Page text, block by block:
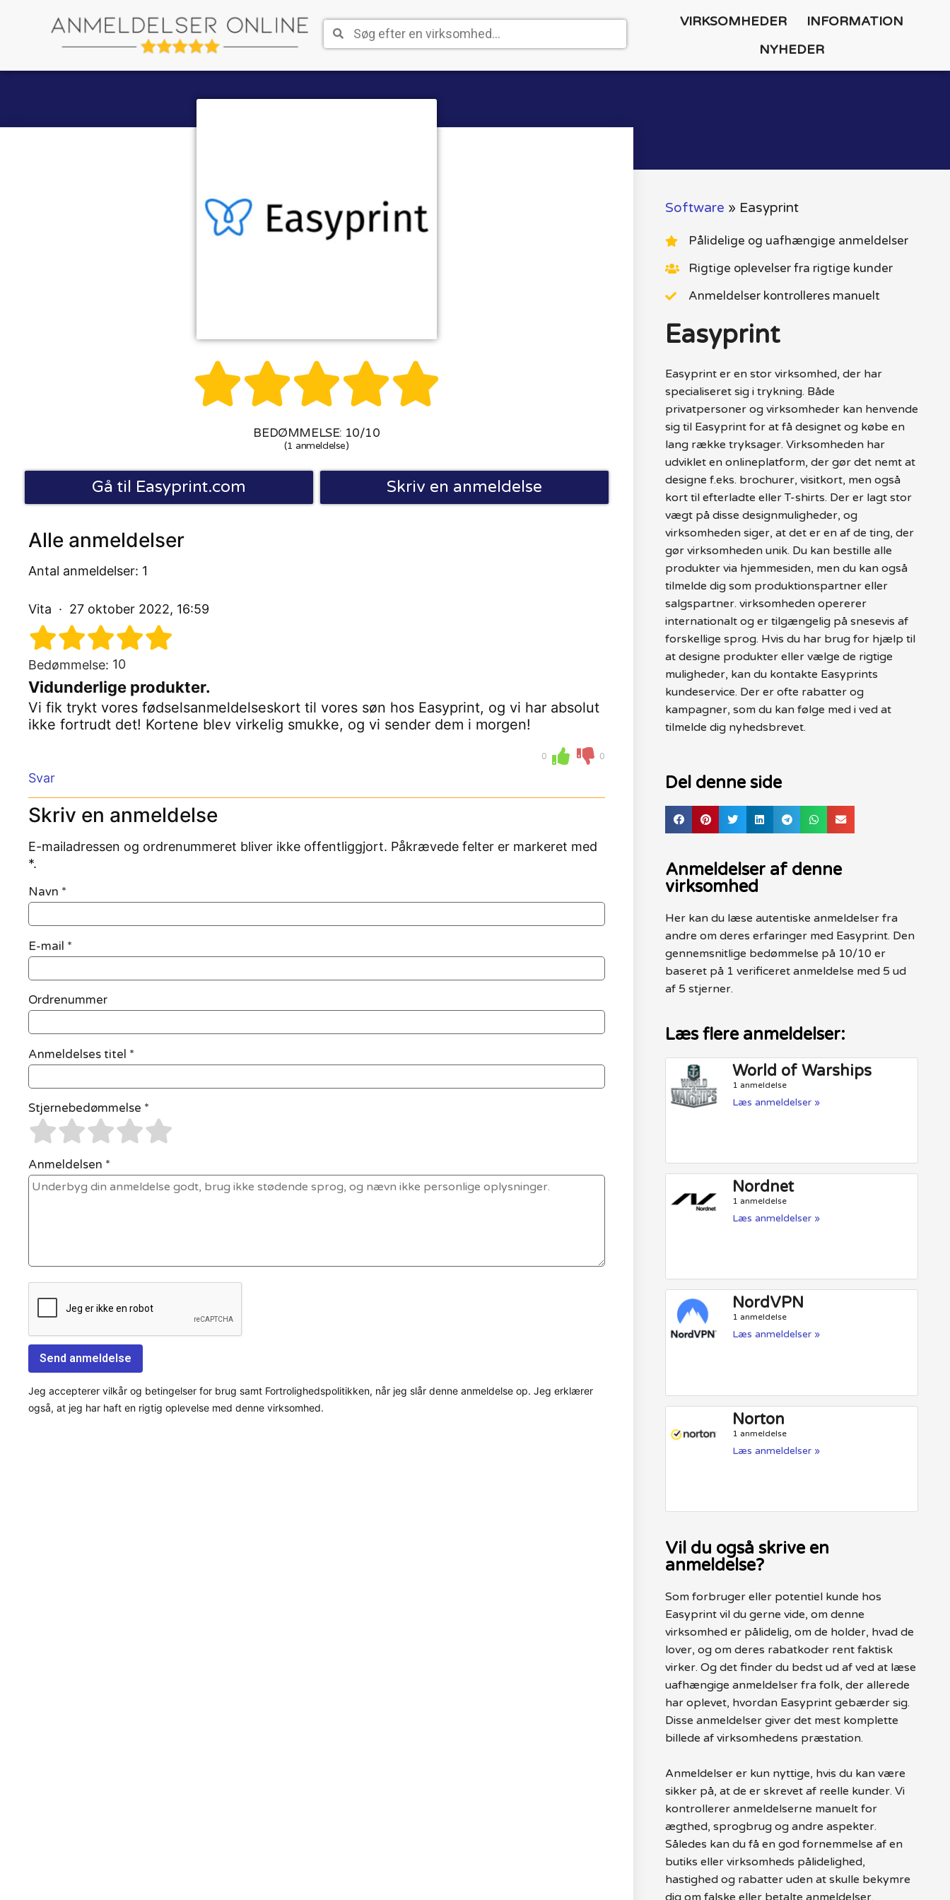
VIRKSOMHEDER
INFORMATION
NYHEDER

BEDØMMELSE: 10/10
(1 anmeldelse)
Gå til Easyprint.com Skriv en anmeldelse
Alle anmeldelser
Antal anmeldelser: 1
Vita 27 oktober 2022, 16:59
Bedømmelse: 10
Vidunderlige produkter.
Vi fik trykt vores fødselsanmeldelseskort til vores søn hos Easyprint, og vi har absolut
ikke fortrudt det! Kortene blev virkelig smukke, og vi sender dem i morgen!
0 0
Svar
Skriv en anmeldelse
E-mailadressen og ordrenummeret bliver ikke offentliggjort. Påkrævede felter er markeret med
*.
Navn *
E-mail *
Ordrenummer
Anmeldelses titel *
Stjernebedømmelse *
Anmeldelsen *
Jeg accepterer vilkår og betingelser for brug samt Fortrolighedspolitikken, når jeg slår denne anmeldelse op. Jeg erklærer
også, at jeg har haft en rigtig oplevelse med denne virksomhed.
Software » Easyprint
Pålidelige og uafhængige anmeldelser
Rigtige oplevelser fra rigtige kunder
Anmeldelser kontrolleres manuelt
Easyprint
Easyprint er en stor virksomhed, der har
specialiseret sig i trykning. Både
privatpersoner og virksomheder kan henvende
sig til Easyprint for at få designet og købe en
lang række tryksager. Virksomheden har
udviklet en onlineplatform, der gør det nemt at
designe f.eks. brochurer, visitkort, men også
kort til efterladte eller T-shirts. Der er lagt stor
vægt på disse designmuligheder, og
virksomheden siger, at det er en af de ting, der
gør virksomheden unik. Du kan bestille alle
produkter via hjemmesiden, men du kan også
tilmelde dig som produktionspartner eller
salgspartner. virksomheden opererer
internationalt og er tilgængelig på snesevis af
forskellige sprog. Hvis du har brug for hjælp til
at designe produkter eller vælge de rigtige
muligheder, kan du kontakte Easyprints
kundeservice. Der er ofte rabatter og
kampagner, som du kan følge med i ved at
tilmelde dig nyhedsbrevet.
Del denne side
Anmeldelser af denne
virksomhed
Her kan du læse autentiske anmeldelser fra
andre om deres erfaringer med Easyprint. Den
gennemsnitlige bedømmelse på 10/10 er
baseret på 1 verificeret anmeldelse med 5 ud
af 5 stjerner.
Læs flere anmeldelser:
World of Warships
1 anmeldelse
Læs anmeldelser »
Nordnet
1 anmeldelse
Læs anmeldelser »
NordVPN
1 anmeldelse
Læs anmeldelser »
Norton
1 anmeldelse
Læs anmeldelser »
Vil du også skrive en
anmeldelse?
Som forbruger eller potentiel kunde hos
Easyprint vil du gerne vide, om denne
virksomhed er pålidelig, om de holder, hvad de
lover, og om deres rabatkoder rent faktisk
virker. Og det finder du bedst ud af ved at læse
uafhængige anmeldelser fra folk, der allerede
har oplevet, hvordan Easyprint gebærder sig.
Disse anmeldelser giver det mest komplette
billede af virksomhedens præstation.
Anmeldelser er kun nyttige, hvis du kan være
sikker på, at de er skrevet af reelle kunder. Vi
kontrollerer anmeldelserne manuelt for
ægthed, sprogbrug og andre aspekter.
Således kan du få en god fornemmelse af en
butiks eller virksomheds pålidelighed,
hastighed og rabatter uden at skulle bekymre